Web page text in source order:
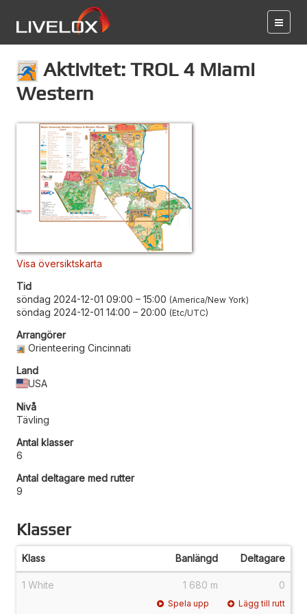
Aktivitet: TROL 4 Miami
Western
Visa översiktskarta
Tid
söndag 2024-12-01 09:00 – 15:00 America/New York
söndag 2024-12-01 14:00 – 20:00 Etc/UTC
Arrangörer
Orienteering Cincinnati
Land
USA
Nivå
Tävling
Antal klasser
6
Antal deltagare med rutter
9
Klasser
Klass Banlängd Deltagare
1 White 1 680 m 0
Spela upp Lägg till rutt